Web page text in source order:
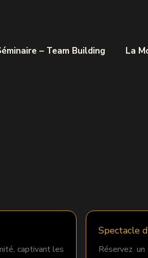
– Team Building La
captivant les
Spectacle
Réservez